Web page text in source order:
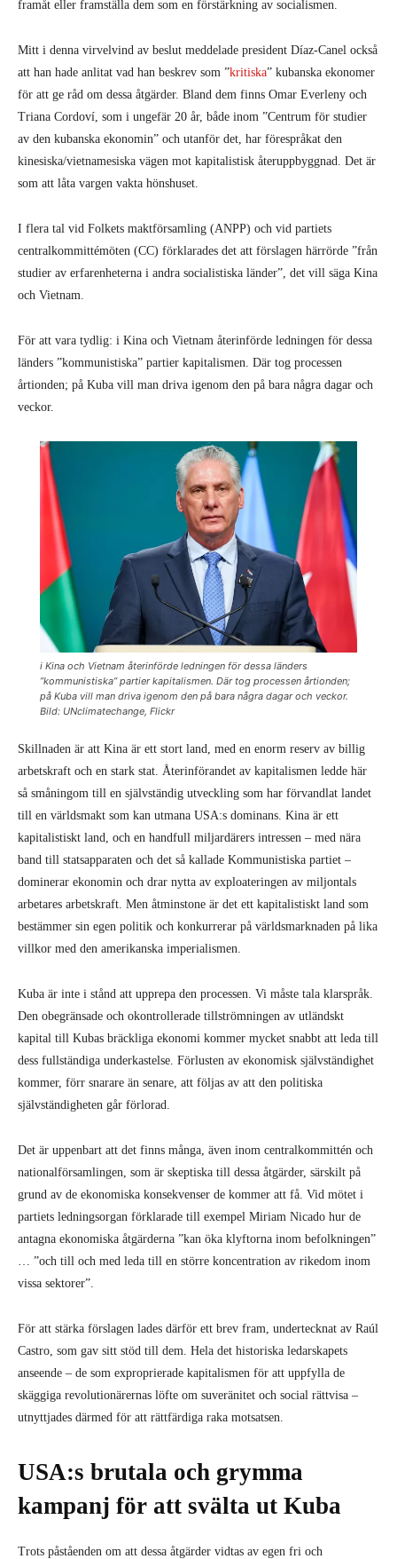
framåt eller framställa dem som en förstärkning av socialismen.
Mitt i denna virvelvind av beslut meddelade president Díaz-Canel också
att han hade anlitat vad han beskrev som ”kritiska” kubanska ekonomer
för att ge råd om dessa åtgärder. Bland dem finns Omar Everleny och
Triana Cordoví, som i ungefär 20 år, både inom ”Centrum för studier
av den kubanska ekonomin” och utanför det, har förespråkat den
kinesiska/vietnamesiska vägen mot kapitalistisk återuppbyggnad. Det är
som att låta vargen vakta hönshuset.
I flera tal vid Folkets maktförsamling (ANPP) och vid partiets
centralkommittémöten (CC) förklarades det att förslagen härrörde ”från
studier av erfarenheterna i andra socialistiska länder”, det vill säga Kina
och Vietnam.
För att vara tydlig: i Kina och Vietnam återinförde ledningen för dessa
länders ”kommunistiska” partier kapitalismen. Där tog processen
årtionden; på Kuba vill man driva igenom den på bara några dagar och
veckor.
i Kina och Vietnam återinförde ledningen för dessa länders
”kommunistiska” partier kapitalismen. Där tog processen årtionden;
på Kuba vill man driva igenom den på bara några dagar och veckor.
Bild: UNclimatechange, Flickr
Skillnaden är att Kina är ett stort land, med en enorm reserv av billig
arbetskraft och en stark stat. Återinförandet av kapitalismen ledde här
så småningom till en självständig utveckling som har förvandlat landet
till en världsmakt som kan utmana USA:s dominans. Kina är ett
kapitalistiskt land, och en handfull miljardärers intressen – med nära
band till statsapparaten och det så kallade Kommunistiska partiet –
dominerar ekonomin och drar nytta av exploateringen av miljontals
arbetares arbetskraft. Men åtminstone är det ett kapitalistiskt land som
bestämmer sin egen politik och konkurrerar på världsmarknaden på lika
villkor med den amerikanska imperialismen.
Kuba är inte i stånd att upprepa den processen. Vi måste tala klarspråk.
Den obegränsade och okontrollerade tillströmningen av utländskt
kapital till Kubas bräckliga ekonomi kommer mycket snabbt att leda till
dess fullständiga underkastelse. Förlusten av ekonomisk självständighet
kommer, förr snarare än senare, att följas av att den politiska
självständigheten går förlorad.
Det är uppenbart att det finns många, även inom centralkommittén och
nationalförsamlingen, som är skeptiska till dessa åtgärder, särskilt på
grund av de ekonomiska konsekvenser de kommer att få. Vid mötet i
partiets ledningsorgan förklarade till exempel Miriam Nicado hur de
antagna ekonomiska åtgärderna ”kan öka klyftorna inom befolkningen”
… ”och till och med leda till en större koncentration av rikedom inom
vissa sektorer”.
För att stärka förslagen lades därför ett brev fram, undertecknat av Raúl
Castro, som gav sitt stöd till dem. Hela det historiska ledarskapets
anseende – de som exproprierade kapitalismen för att uppfylla de
skäggiga revolutionärernas löfte om suveränitet och social rättvisa –
utnyttjades därmed för att rättfärdiga raka motsatsen.
USA:s brutala och grymma
kampanj för att svälta ut Kuba
Trots påståenden om att dessa åtgärder vidtas av egen fri och